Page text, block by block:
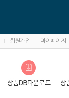
회원가입 마이페이지